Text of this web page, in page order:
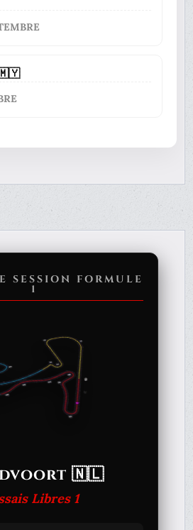
🇲🇾
SESSION FORMULE
1
🇳🇱
Libres 1